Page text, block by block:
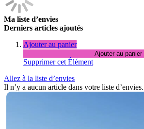
Ma liste d’envies
Derniers articles ajoutés
Ajouter au panier
Ajouter au panier
Supprimer cet Élément
Allez à la liste d’envies
Il n’y a aucun article dans votre liste d’envies.